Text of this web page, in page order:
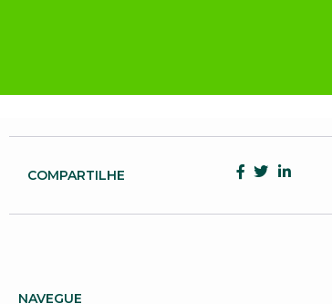
COMPARTILHE
NAVEGUE